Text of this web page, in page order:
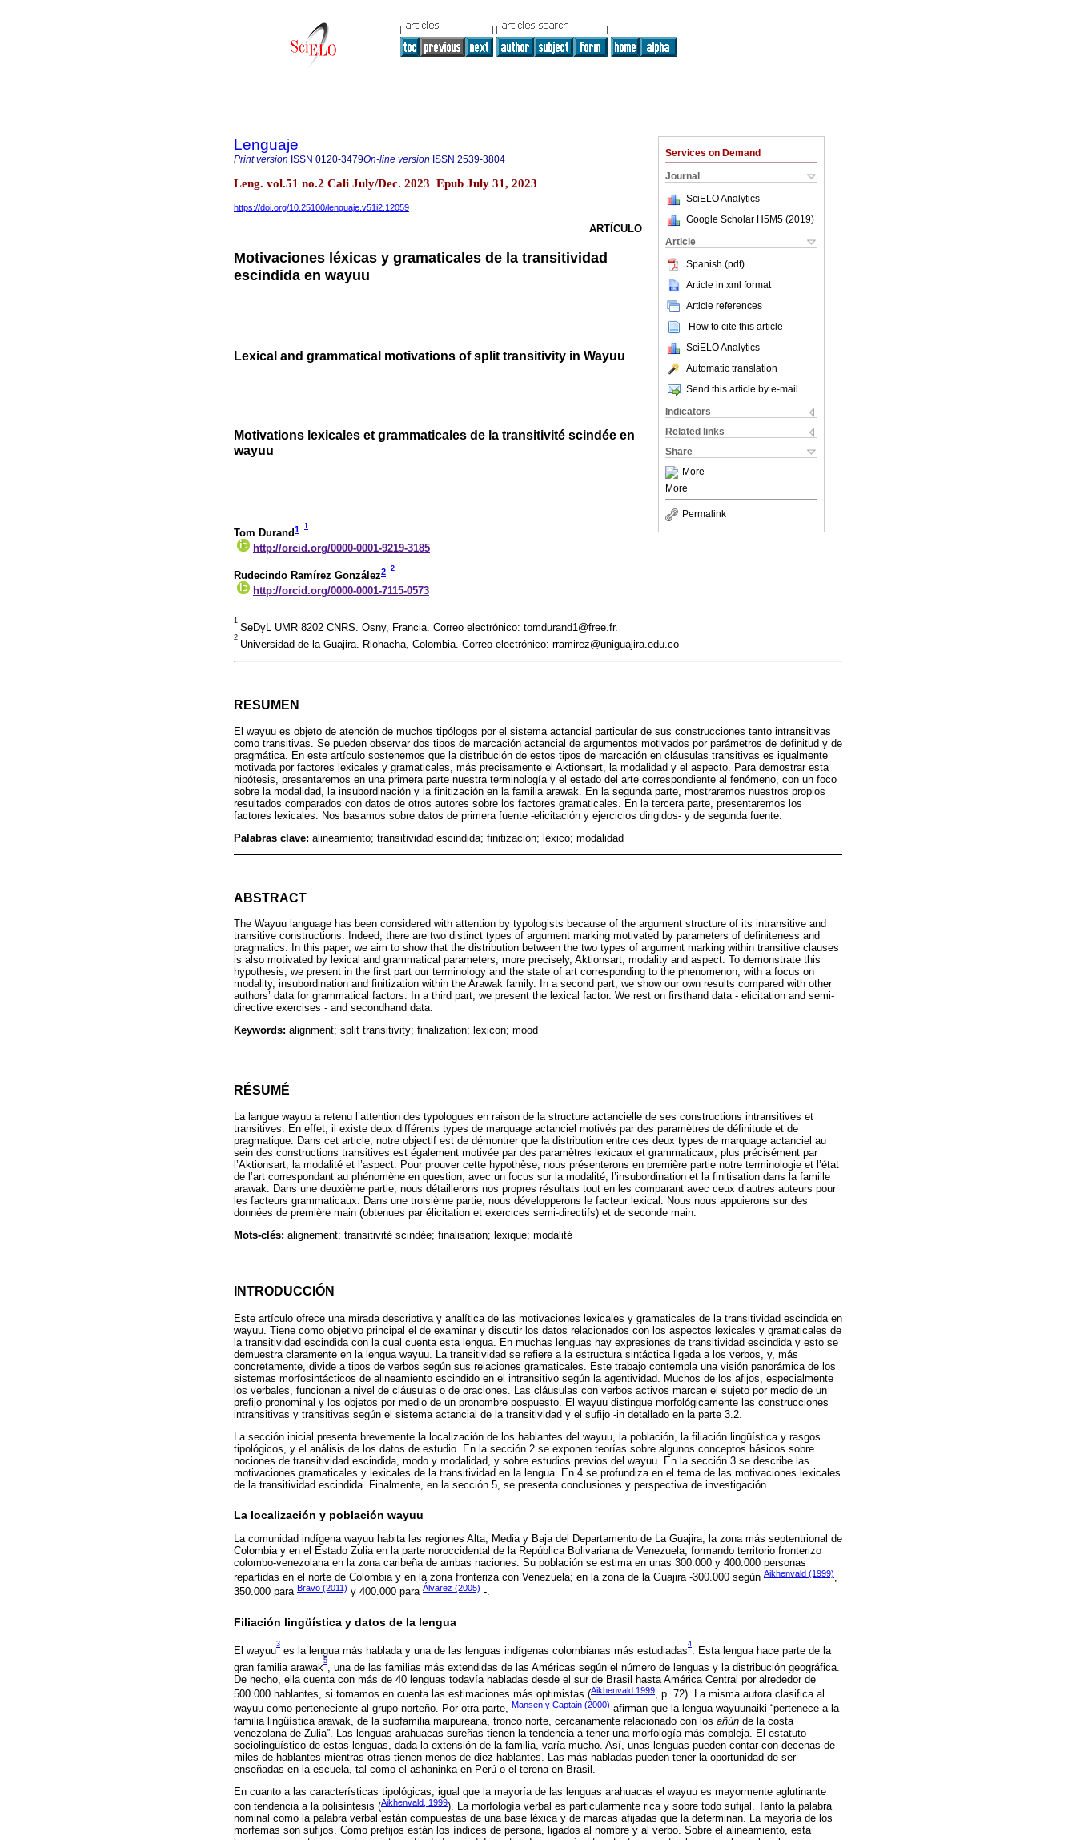
Services on Demand
Journal
SciELO Analytics
Google Scholar H5M5 (2019)
Article
Spanish (pdf)
Article in xml format
Article references
How to cite this article
SciELO Analytics
Automatic translation
Send this article by e-mail
Indicators
Related links
Share
More
More
Permalink
Lenguaje
Print version ISSN 0120-3479On-line version ISSN 2539-3804
Leng. vol.51 no.2 Cali July/Dec. 2023 Epub July 31, 2023
https://doi.org/10.25100/lenguaje.v51i2.12059
ARTÍCULO
Motivaciones léxicas y gramaticales de la transitividad
escindida en wayuu
Lexical and grammatical motivations of split transitivity in Wayuu
Motivations lexicales et grammaticales de la transitivité scindée en
wayuu
Tom Durand1 1
http://orcid.org/0000-0001-9219-3185
Rudecindo Ramírez González2 2
http://orcid.org/0000-0001-7115-0573
1
SeDyL UMR 8202 CNRS. Osny, Francia. Correo electrónico: tomdurand1@free.fr.
2
Universidad de la Guajira. Riohacha, Colombia. Correo electrónico: rramirez@uniguajira.edu.co
RESUMEN
El wayuu es objeto de atención de muchos tipólogos por el sistema actancial particular de sus construcciones tanto intransitivas
como transitivas. Se pueden observar dos tipos de marcación actancial de argumentos motivados por parámetros de definitud y de
pragmática. En este artículo sostenemos que la distribución de estos tipos de marcación en cláusulas transitivas es igualmente
motivada por factores lexicales y gramaticales, más precisamente el Aktionsart, la modalidad y el aspecto. Para demostrar esta
hipótesis, presentaremos en una primera parte nuestra terminología y el estado del arte correspondiente al fenómeno, con un foco
sobre la modalidad, la insubordinación y la finitización en la familia arawak. En la segunda parte, mostraremos nuestros propios
resultados comparados con datos de otros autores sobre los factores gramaticales. En la tercera parte, presentaremos los
factores lexicales. Nos basamos sobre datos de primera fuente -elicitación y ejercicios dirigidos- y de segunda fuente.
Palabras clave: alineamiento; transitividad escindida; finitización; léxico; modalidad
ABSTRACT
The Wayuu language has been considered with attention by typologists because of the argument structure of its intransitive and
transitive constructions. Indeed, there are two distinct types of argument marking motivated by parameters of definiteness and
pragmatics. In this paper, we aim to show that the distribution between the two types of argument marking within transitive clauses
is also motivated by lexical and grammatical parameters, more precisely, Aktionsart, modality and aspect. To demonstrate this
hypothesis, we present in the first part our terminology and the state of art corresponding to the phenomenon, with a focus on
modality, insubordination and finitization within the Arawak family. In a second part, we show our own results compared with other
authors’ data for grammatical factors. In a third part, we present the lexical factor. We rest on firsthand data - elicitation and semi-
directive exercises - and secondhand data.
Keywords: alignment; split transitivity; finalization; lexicon; mood
RÉSUMÉ
La langue wayuu a retenu l’attention des typologues en raison de la structure actancielle de ses constructions intransitives et
transitives. En effet, il existe deux différents types de marquage actanciel motivés par des paramètres de définitude et de
pragmatique. Dans cet article, notre objectif est de démontrer que la distribution entre ces deux types de marquage actanciel au
sein des constructions transitives est également motivée par des paramètres lexicaux et grammaticaux, plus précisément par
l’Aktionsart, la modalité et l’aspect. Pour prouver cette hypothèse, nous présenterons en première partie notre terminologie et l’état
de l’art correspondant au phénomène en question, avec un focus sur la modalité, l’insubordination et la finitisation dans la famille
arawak. Dans une deuxième partie, nous détaillerons nos propres résultats tout en les comparant avec ceux d’autres auteurs pour
les facteurs grammaticaux. Dans une troisième partie, nous développerons le facteur lexical. Nous nous appuierons sur des
données de première main (obtenues par élicitation et exercices semi-directifs) et de seconde main.
Mots-clés: alignement; transitivité scindée; finalisation; lexique; modalité
INTRODUCCIÓN
Este artículo ofrece una mirada descriptiva y analítica de las motivaciones lexicales y gramaticales de la transitividad escindida en
wayuu. Tiene como objetivo principal el de examinar y discutir los datos relacionados con los aspectos lexicales y gramaticales de
la transitividad escindida con la cual cuenta esta lengua. En muchas lenguas hay expresiones de transitividad escindida y esto se
demuestra claramente en la lengua wayuu. La transitividad se refiere a la estructura sintáctica ligada a los verbos, y, más
concretamente, divide a tipos de verbos según sus relaciones gramaticales. Este trabajo contempla una visión panorámica de los
sistemas morfosintácticos de alineamiento escindido en el intransitivo según la agentividad. Muchos de los afijos, especialmente
los verbales, funcionan a nivel de cláusulas o de oraciones. Las cláusulas con verbos activos marcan el sujeto por medio de un
prefijo pronominal y los objetos por medio de un pronombre pospuesto. El wayuu distingue morfológicamente las construcciones
intransitivas y transitivas según el sistema actancial de la transitividad y el sufijo -in detallado en la parte 3.2.
La sección inicial presenta brevemente la localización de los hablantes del wayuu, la población, la filiación lingüística y rasgos
tipológicos, y el análisis de los datos de estudio. En la sección 2 se exponen teorías sobre algunos conceptos básicos sobre
nociones de transitividad escindida, modo y modalidad, y sobre estudios previos del wayuu. En la sección 3 se describe las
motivaciones gramaticales y lexicales de la transitividad en la lengua. En 4 se profundiza en el tema de las motivaciones lexicales
de la transitividad escindida. Finalmente, en la sección 5, se presenta conclusiones y perspectiva de investigación.
La localización y población wayuu
La comunidad indígena wayuu habita las regiones Alta, Media y Baja del Departamento de La Guajira, la zona más septentrional de
Colombia y en el Estado Zulia en la parte noroccidental de la República Bolivariana de Venezuela, formando territorio fronterizo
colombo-venezolana en la zona caribeña de ambas naciones. Su población se estima en unas 300.000 y 400.000 personas
repartidas en el norte de Colombia y en la zona fronteriza con Venezuela; en la zona de la Guajira -300.000 según Aikhenvald (1999),
350.000 para Bravo (2011) y 400.000 para Álvarez (2005) -.
Filiación lingüística y datos de la lengua
El wayuu
3
es la lengua más hablada y una de las lenguas indígenas colombianas más estudiadas
4
. Esta lengua hace parte de la
gran familia arawak
5
, una de las familias más extendidas de las Américas según el número de lenguas y la distribución geográfica.
De hecho, ella cuenta con más de 40 lenguas todavía habladas desde el sur de Brasil hasta América Central por alrededor de
500.000 hablantes, si tomamos en cuenta las estimaciones más optimistas (Aikhenvald 1999, p. 72). La misma autora clasifica al
wayuu como perteneciente al grupo norteño. Por otra parte, Mansen y Captain (2000) afirman que la lengua wayuunaiki “pertenece a la
familia lingüística arawak, de la subfamilia maipureana, tronco norte, cercanamente relacionado con los añún de la costa
venezolana de Zulia”. Las lenguas arahuacas sureñas tienen la tendencia a tener una morfología más compleja. El estatuto
sociolingüístico de estas lenguas, dada la extensión de la familia, varía mucho. Así, unas lenguas pueden contar con decenas de
miles de hablantes mientras otras tienen menos de diez hablantes. Las más habladas pueden tener la oportunidad de ser
enseñadas en la escuela, tal como el ashaninka en Perú o el terena en Brasil.
En cuanto a las características tipológicas, igual que la mayoría de las lenguas arahuacas el wayuu es mayormente aglutinante
con tendencia a la polisíntesis (Aikhenvald, 1999). La morfología verbal es particularmente rica y sobre todo sufijal. Tanto la palabra
nominal como la palabra verbal están compuestas de una base léxica y de marcas afijadas que la determinan. La mayoría de los
morfemas son sufijos. Como prefijos están los índices de persona, ligados al nombre y al verbo. Sobre el alineamiento, esta